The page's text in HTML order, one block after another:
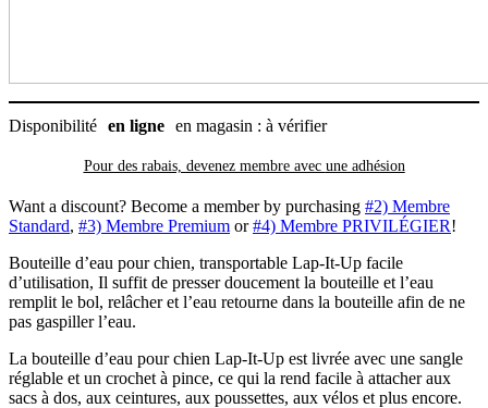
Disponibilité en ligne en magasin : à vérifier
Pour des rabais, devenez membre avec une adhésion
Want a discount? Become a member by purchasing #2) Membre
Standard, #3) Membre Premium or#4) Membre PRIVILÉGIER!
Bouteille d’eau pour chien, transportable Lap-It-Up facile
d’utilisation, Il suffit de presser doucement la bouteille et l’eau
remplit le bol, relâcher et l’eau retourne dans la bouteille afin de ne
pas gaspiller l’eau.
La bouteille d’eau pour chien Lap-It-Up est livrée avec une sangle
réglable et un crochet à pince, ce qui la rend facile à attacher aux
sacs à dos, aux ceintures, aux poussettes, aux vélos et plus encore.